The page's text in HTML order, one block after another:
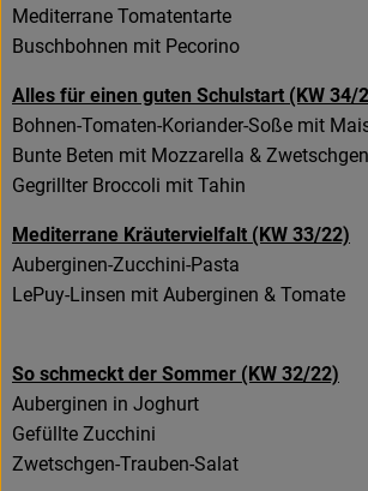
Mediterrane Tomatentarte
Buschbohnen mit Pecorino
Alles für einen guten Schulstart (KW 34/
Bohnen-Tomaten-Koriander-Soße mit
Bunte Beten mit Mozzarella & Zwetschgen
Gegrillter Broccoli mit Tahin
Mediterrane Kräutervielfalt (KW 33/22)
Auberginen-Zucchini-Pasta
LePuy-Linsen mit Auberginen & Tomate
So schmeckt der Sommer (KW 32/22)
Auberginen in Joghurt
Gefüllte Zucchini
Zwetschgen-Trauben-Salat